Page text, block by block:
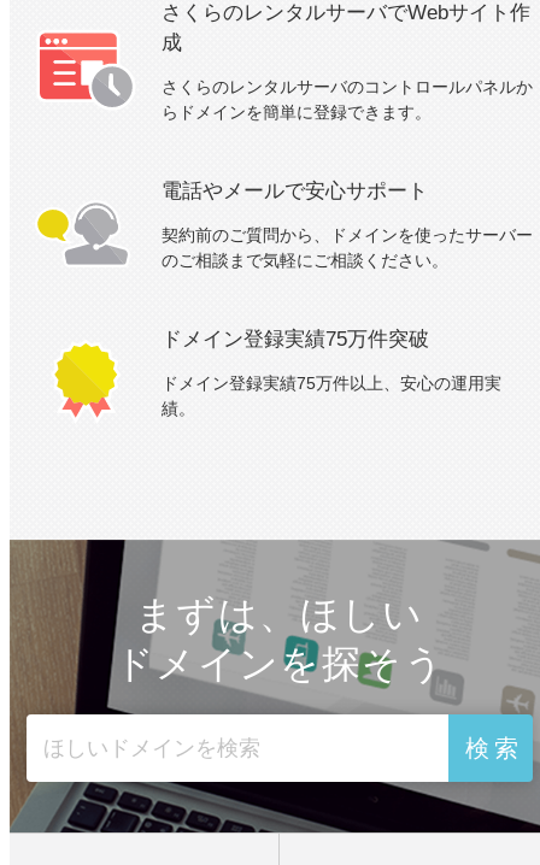
さくらのレンタルサーバでWebサイト作
成
さくらのレンタルサーバのコントロールパネルか
らドメインを簡単に登録できます。
電話やメールで安心サポート
契約前のご質問から、ドメインを使ったサーバー
のご相談まで気軽にご相談ください。
ドメイン登録実績75万件突破
ドメイン登録実績75万件以上、安心の運用実
績。
まずは、ほしい
ドメインを探そう
検索